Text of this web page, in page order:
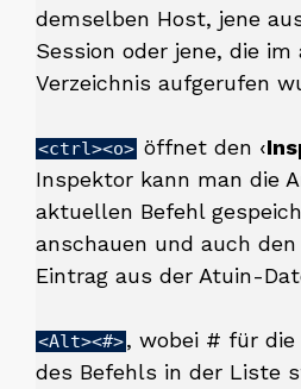
demselben Host, jene
Session oder jene, die
Verzeichnis aufgerufen
<ctrl><o> öffnet den ‹
Inspektor kann man die
aktuellen Befehl
anschauen und auch
Eintrag aus der Atuin-
<Alt><#>, wobei # für die
des Befehls in der Liste